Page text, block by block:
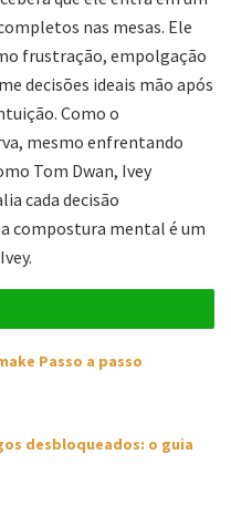
nas mesas. Ele
frustração, empolgação
decisões ideais mão após
Como o
mesmo enfrentando
Tom Dwan, Ivey
cada decisão
compostura mental é um
Passo a passo
desbloqueados: o guia